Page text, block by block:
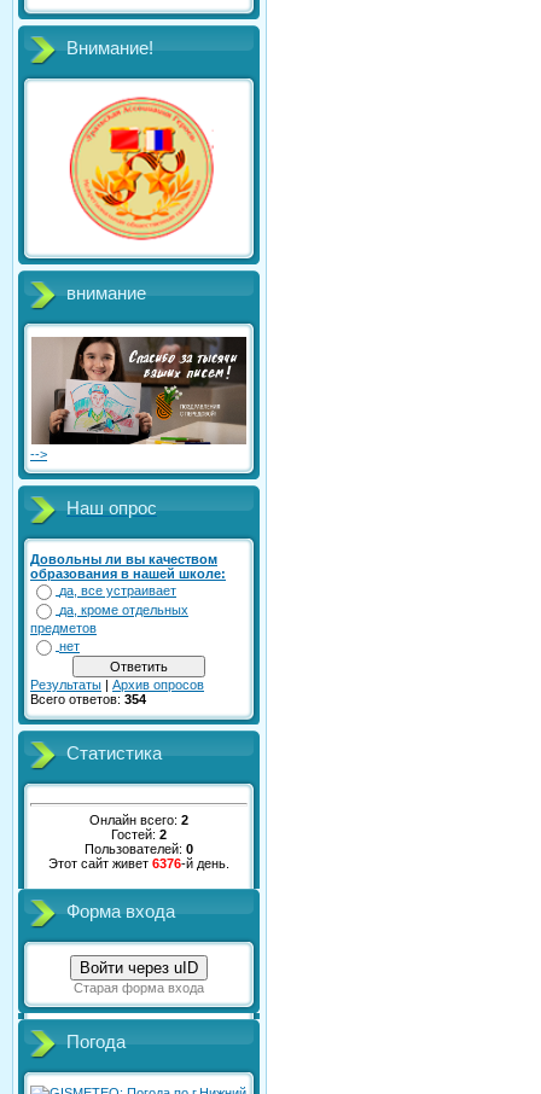
Внимание!
внимание
-->
Наш опрос
Довольны ли вы качеством
образования в нашей школе:
да, все устраивает
да, кроме отдельных
предметов
нет
Результаты | Архив опросов
Всего ответов: 354
Статистика
Онлайн всего: 2
Гостей: 2
Пользователей: 0
Этот сайт живет 6376-й день.
Форма входа
Войти через uID
Старая форма входа
Погода